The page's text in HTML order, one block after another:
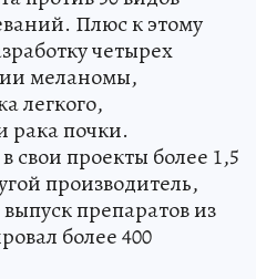
Плюс к этому
четырех
меланомы,
легкого,
рака почки.
свои проекты более 1,5
производитель,
препаратов из
более 400